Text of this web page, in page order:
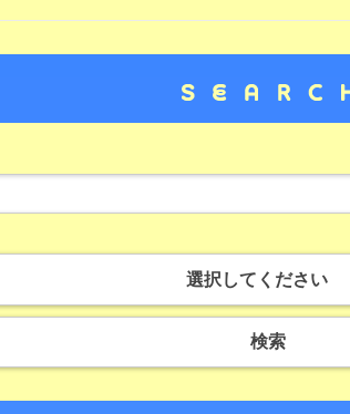
選択してください
検索